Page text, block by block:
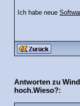
Ich habe neue
Antworten zu
hoch.Wieso?: